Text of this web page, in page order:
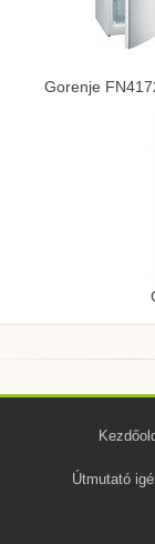
Gorenje
Útmutató